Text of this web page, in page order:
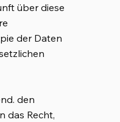
über diese
der Daten
den
das Recht,